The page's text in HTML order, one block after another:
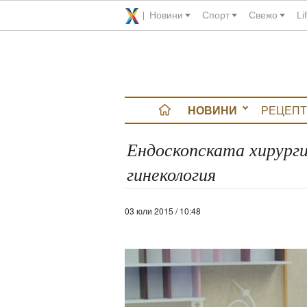
Новини Спорт Свежо
НОВИНИ
Ендоскопската
гинекология
03 юли 2015 / 10:48